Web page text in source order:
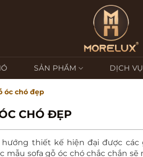
SẢN PHẨM DỊCH VỤ
óc chó đẹp
CHÓ ĐẸP
thiết kế hiện đại được
sofa gỗ óc chó chắc chắn